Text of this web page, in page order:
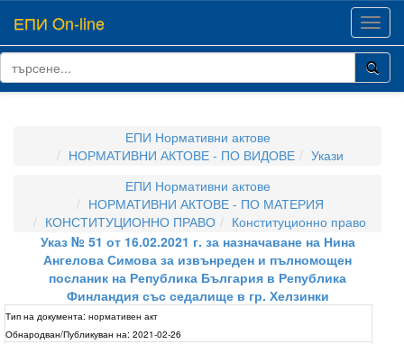
ЕПИ On-line
ЕПИ Нормативни актове
НОРМАТИВНИ АКТОВЕ - ПО ВИДОВЕ
Укази
ЕПИ Нормативни актове
НОРМАТИВНИ АКТОВЕ - ПО МАТЕРИЯ
КОНСТИТУЦИОННО ПРАВО
Конституционно право
Указ № 51 от 16.02.2021 г. за назначаване на Нина
Ангелова Симова за извънреден и пълномощен
посланик на Република България в Република
Финландия със седалище в гр. Хелзинки
Тип на документа: нормативен акт
Обнародван/Публикуван на: 2021-02-26